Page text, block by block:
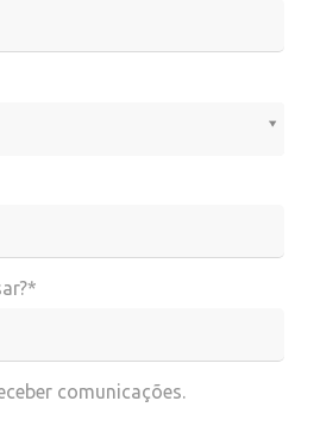
comunicações.